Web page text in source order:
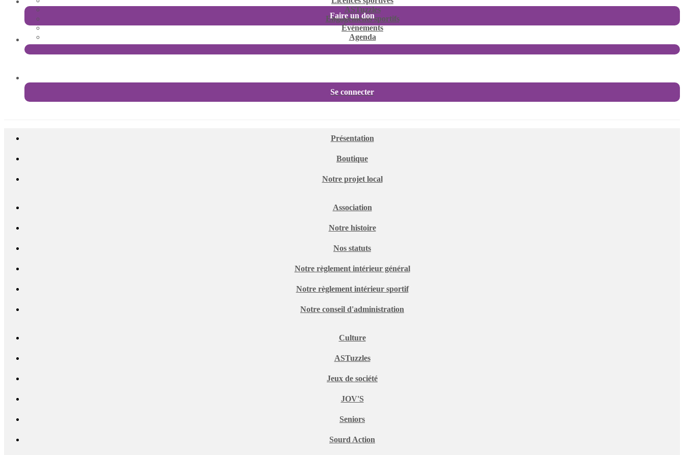
ASTuzzles
Engagements sportifs
Événements
Agenda
Faire un don
Se connecter
Présentation
Boutique
Notre projet local
Association
Notre histoire
Nos statuts
Notre règlement intérieur général
Notre règlement intérieur sportif
Notre conseil d'administration
Culture
ASTuzzles
Jeux de société
JOV'S
Seniors
Sourd Action